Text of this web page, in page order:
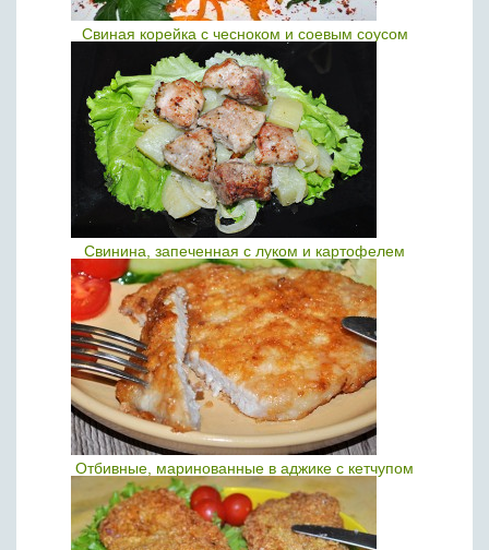
Свиная корейка с чесноком и соевым соусом
Свинина, запеченная с луком и картофелем
Отбивные, маринованные в аджике с кетчупом